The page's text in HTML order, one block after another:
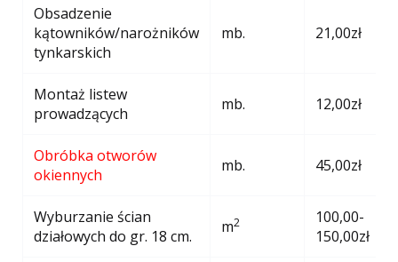
Obsadzenie
kątowników/narożników
tynkarskich
mb. 21,00zł
Montaż listew
prowadzących
mb. 12,00zł
Obróbka otworów
okiennych
mb. 45,00zł
Wyburzanie ścian
działowych do gr. 18 cm.
m2
100,00-
150,00zł